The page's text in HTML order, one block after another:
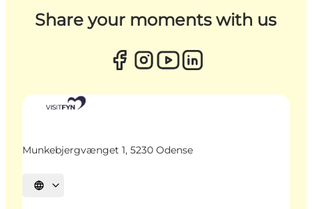
Share your moments with us
Munkebjergvænget 1, 5230 Odense
Sprache auswählen